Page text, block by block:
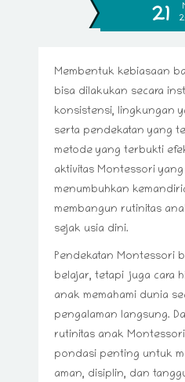
21
Membentuk kebiasaan
bisa dilakukan secara
konsistensi, lingkungan
serta pendekatan yang
metode yang terbukti
aktivitas Montessori
menumbuhkan
membangun rutinitas
sejak usia dini.
Pendekatan Montessori
belajar, tetapi juga cara
anak memahami dunia
pengalaman langsung.
rutinitas anak
pondasi penting untuk
aman, disiplin, dan